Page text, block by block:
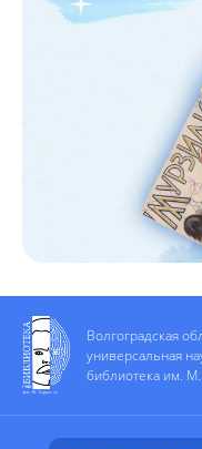
Волгоградская
универсальная
библиотека им.